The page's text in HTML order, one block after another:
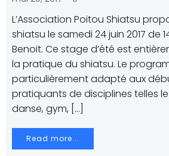
L’Association Poitou Shiatsu
shiatsu le samedi 24 juin 2017 de
Benoit. Ce stage d’été est
la pratique du shiatsu. Le
particulièrement adapté aux
pratiquants de disciplines telles
danse, gym, […]
Read more...